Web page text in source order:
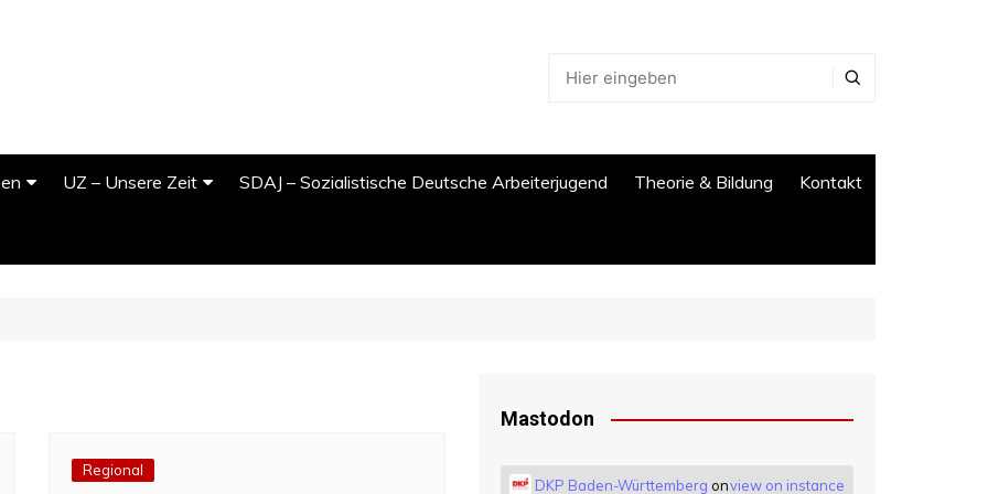
UZ – Unsere Zeit
Podcast
SDAJ – Sozialistische Deutsche Arbeiterjugend Theorie & Bildung Kontakt
Regional
Mastodon
view on instance
DKP Baden-Württemberg on